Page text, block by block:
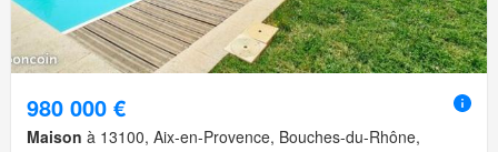
980 000 €
Maison à 13100, Aix-en-Provence, Bouches-du-Rhône,